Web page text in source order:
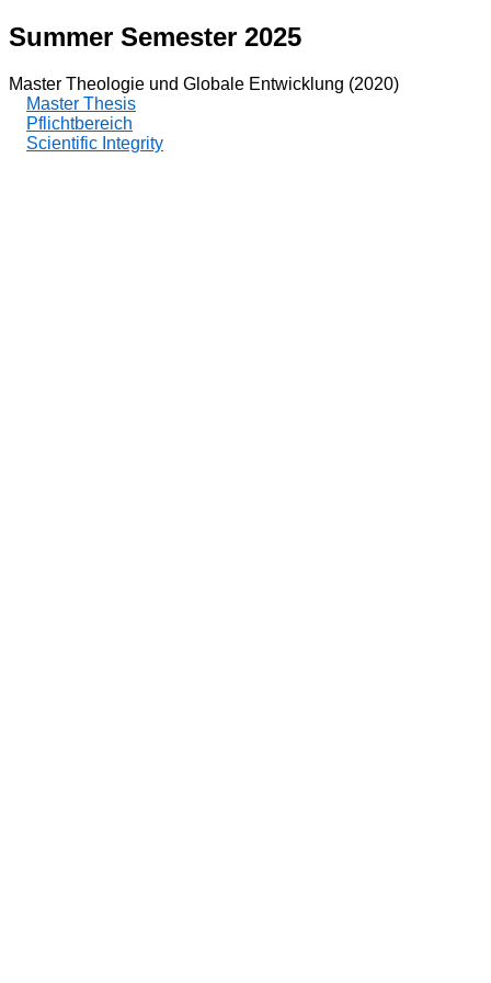
Summer Semester 2025
Master Theologie und Globale Entwicklung (2020)
Master Thesis
Pflichtbereich
Scientific Integrity